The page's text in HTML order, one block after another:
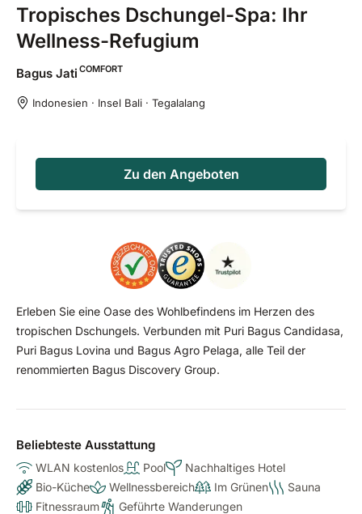
Tropisches Dschungel-Spa: Ihr
Wellness-Refugium
Bagus Jati COMFORT
Indonesien · Insel Bali · Tegalalang
Zu den Angeboten
Erleben Sie eine Oase des Wohlbefindens im Herzen des
tropischen Dschungels. Verbunden mit Puri Bagus Candidasa,
Puri Bagus Lovina und Bagus Agro Pelaga, alle Teil der
renommierten Bagus Discovery Group.
Beliebteste Ausstattung
WLAN kostenlos Pool
Nachhaltiges Hotel
Bio-Küche
Wellnessbereich Im Grünen
Sauna
Fitnessraum
Geführte Wanderungen